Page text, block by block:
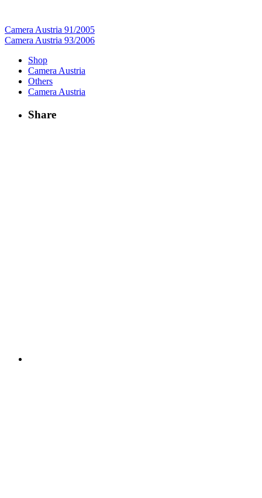
Camera Austria 91/2005
Camera Austria 93/2006
Shop
Camera Austria
Others
Camera Austria
Share